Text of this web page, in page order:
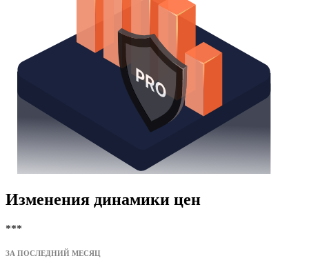
Изменения динамики цен
***
ЗА ПОСЛЕДНИЙ МЕСЯЦ